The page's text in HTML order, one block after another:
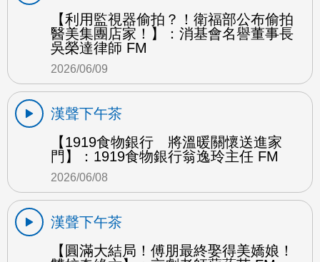
【利用監視器偷拍？！衛福部公布偷拍
醫美集團店家！】：消基會名譽董事長
吳榮達律師 FM
2026/06/09
漢聲下午茶
【1919食物銀行 將溫暖關懷送進家
門】：1919食物銀行翁逸玲主任 FM
2026/06/08
漢聲下午茶
【圓滿大結局！傅朋最終娶得美嬌娘！